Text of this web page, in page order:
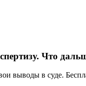
Что
выводы в суде.